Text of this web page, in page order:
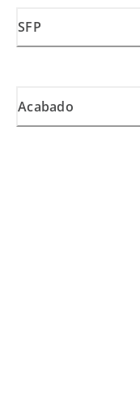
SFP
Acabado